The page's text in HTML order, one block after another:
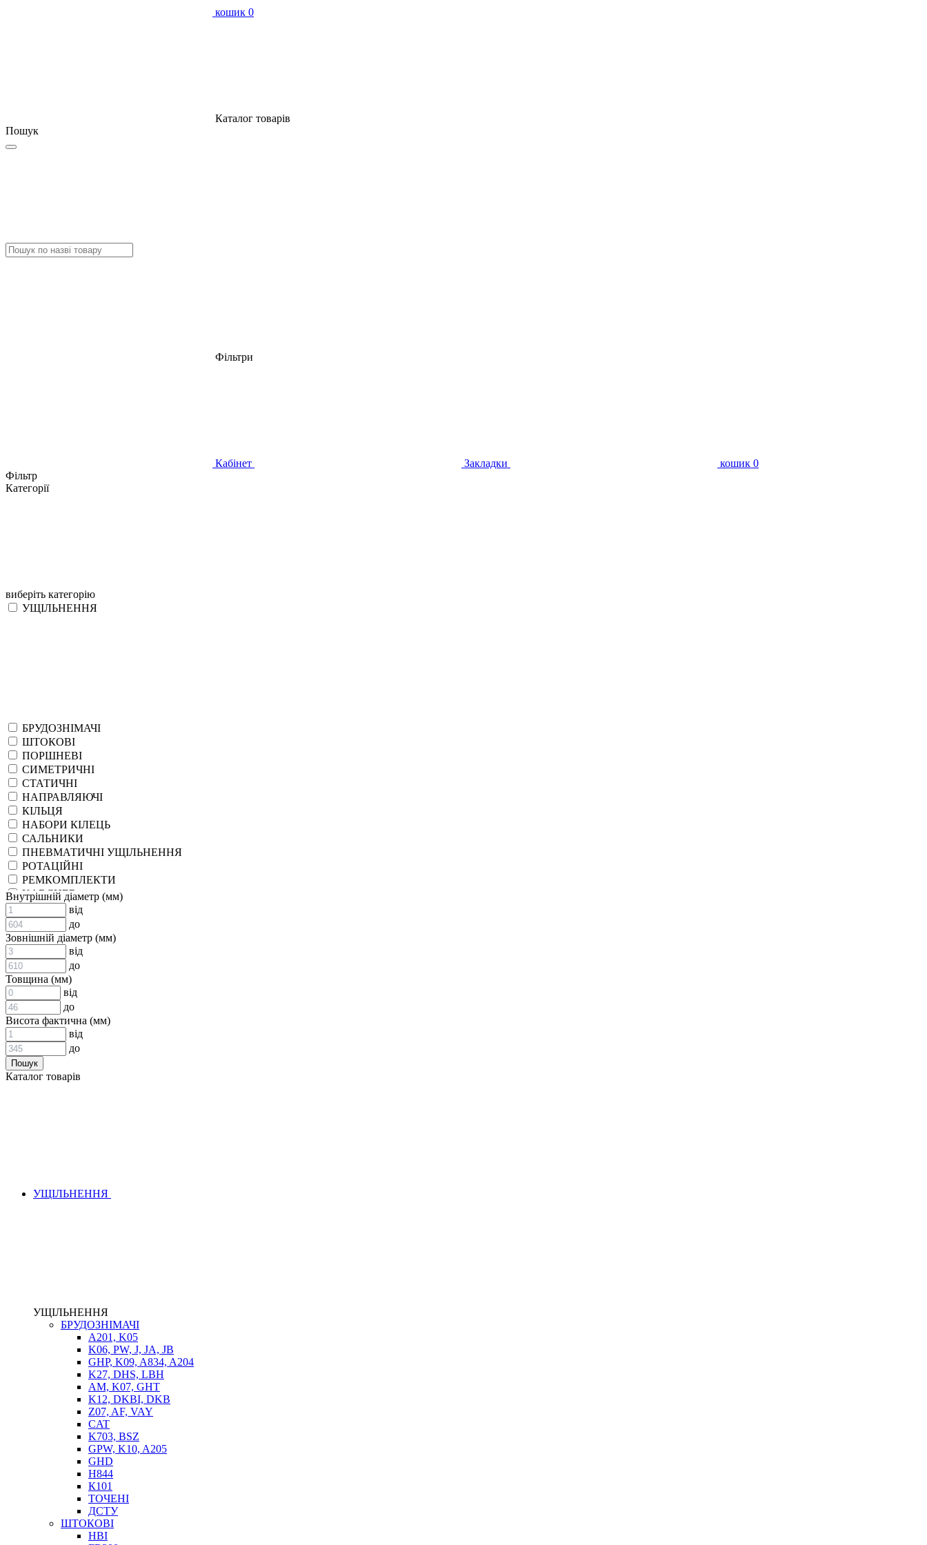
кошик 0
Каталог товарів
Пошук
Фільтри
Кабінет Закладки кошик 0
Фільтр
Категорії
виберіть категорію
УЩІЛЬНЕННЯ
БРУДОЗНІМАЧІ
ШТОКОВІ
ПОРШНЕВІ
СИМЕТРИЧНІ
СТАТИЧНІ
НАПРАВЛЯЮЧІ
КІЛЬЦЯ
НАБОРИ КІЛЕЦЬ
САЛЬНИКИ
ПНЕВМАТИЧНІ УЩІЛЬНЕННЯ
РОТАЦІЙНІ
РЕМКОМПЛЕКТИ
KARCHER
EPDM
СПЕЦІАЛЬНІ
ВСТАВКИ МУФТ (ЗІРОЧКИ)
ГІДРАВЛІКА
АДАПТЕРИ
КЛАПАНИ
НАСОСИ-ДОЗАТОРИ
ЛЕБІДКИ
ВТУЛКИ
Внутрішній діаметр (мм)
від
до
Зовнішній діаметр (мм)
від
до
Товщина (мм)
від
до
Висота фактична (мм)
від
до
Каталог товарів
УЩІЛЬНЕННЯ
УЩІЛЬНЕННЯ
БРУДОЗНІМАЧІ
A201, K05
K06, PW, J, JA, JB
GHP, K09, A834, A204
K27, DHS, LBH
AM, K07, GHT
K12, DKBI, DKB
Z07, AF, VAY
CAT
K703, BSZ
GPW, K10, A205
GHD
H844
К101
ТОЧЕНІ
ДСТУ
ШТОКОВІ
HBI